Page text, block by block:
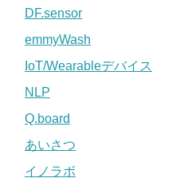
DF.sensor
emmyWash
IoT/Wearableデバイス
NLP
Q.board
あいさつ
イノラボ